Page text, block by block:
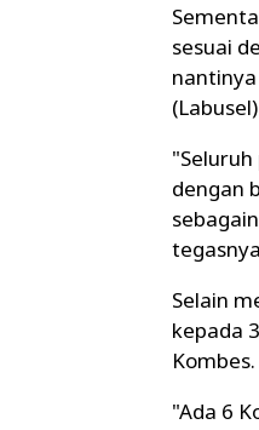
sesuai
dengan
Selain
kepada
Kombes.
"Ada 6